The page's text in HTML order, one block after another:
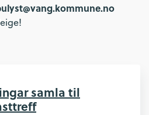
samla til